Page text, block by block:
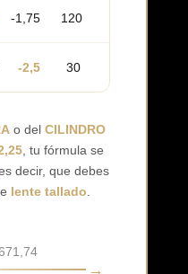
-1,75 120
-2,5 30
o del CILINDRO
, tu fórmula se
es decir, que debes
lente tallado
1,74